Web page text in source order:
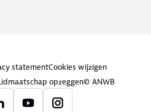
statementCookies wijzigen
opzeggen© ANWB